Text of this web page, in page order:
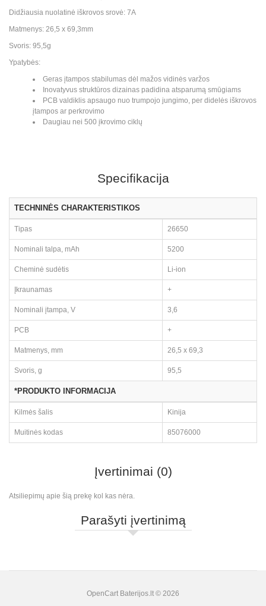
Didžiausia nuolatinė iškrovos srovė: 7A
Matmenys: 26,5 x 69,3mm
Svoris: 95,5g
Ypatybės:
Geras įtampos stabilumas dėl mažos vidinės varžos
Inovatyvus struktūros dizainas padidina atsparumą smūgiams
PCB valdiklis apsaugo nuo trumpojo jungimo, per didelės iškrovos
įtampos ar perkrovimo
Daugiau nei 500 įkrovimo ciklų
Specifikacija
TECHNINĖS CHARAKTERISTIKOS
Tipas 26650
Nominali talpa, mAh 5200
Cheminė sudėtis Li-ion
Įkraunamas +
Nominali įtampa, V 3,6
PCB +
Matmenys, mm 26,5 x 69,3
Svoris, g 95,5
*PRODUKTO INFORMACIJA
Kilmės šalis Kinija
Muitinės kodas 85076000
Įvertinimai (0)
Atsiliepimų apie šią prekę kol kas nėra.
Parašyti įvertinimą
OpenCart Baterijos.lt © 2026